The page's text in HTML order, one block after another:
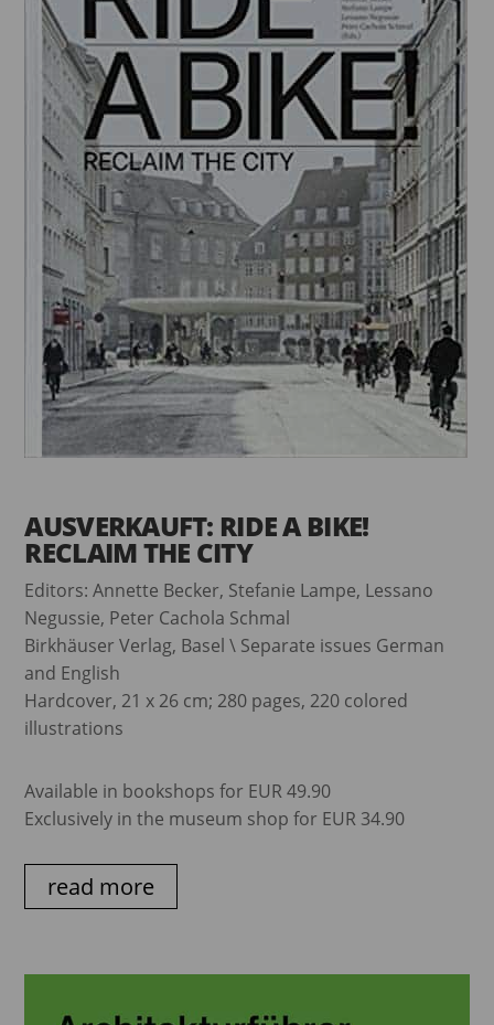
AUSVERKAUFT: RIDE A BIKE!
RECLAIM THE CITY
Editors: Annette Becker, Stefanie Lampe, Lessano
Negussie, Peter Cachola Schmal
Birkhäuser Verlag, Basel \ Separate issues German
and English
Hardcover, 21 x 26 cm; 280 pages, 220 colored
illustrations
Available in bookshops for EUR 49.90
Exclusively in the museum shop for EUR 34.90
read more